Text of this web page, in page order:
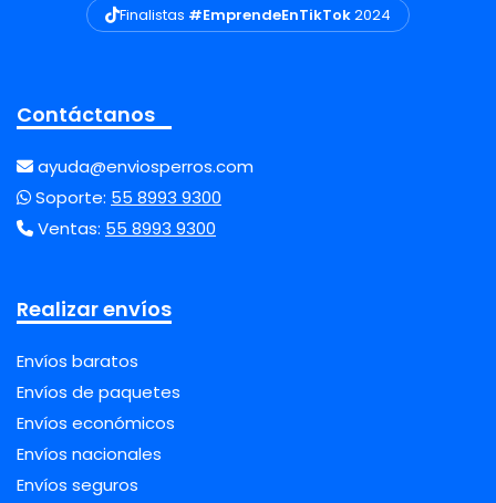
Finalistas #EmprendeEnTikTok2024
Contáctanos
ayuda@enviosperros.com
Soporte: 55 8993 9300
Ventas: 55 8993 9300
Realizar envíos
Envíos baratos
Envíos de paquetes
Envíos económicos
Envíos nacionales
Envíos seguros